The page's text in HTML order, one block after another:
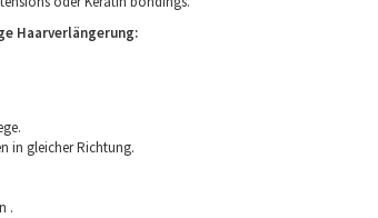
Haarverlängerung:
in gleicher Richtung.
.